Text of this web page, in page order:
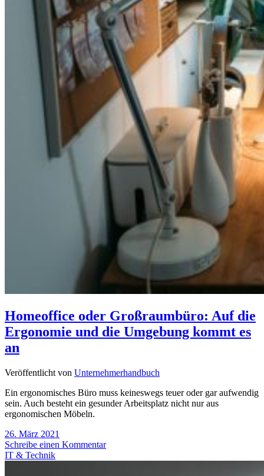
Homeoffice oder Großraumbüro: Auf die
Ergonomie und die Umgebung kommt es
an
Veröffentlicht von Unternehmerhandbuch
Ein ergonomisches Büro muss keineswegs teuer oder gar aufwendig
sein. Auch besteht ein gesunder Arbeitsplatz nicht nur aus
ergonomischen Möbeln.
26. März 2021
Schreibe einen Kommentar
IT & Technik